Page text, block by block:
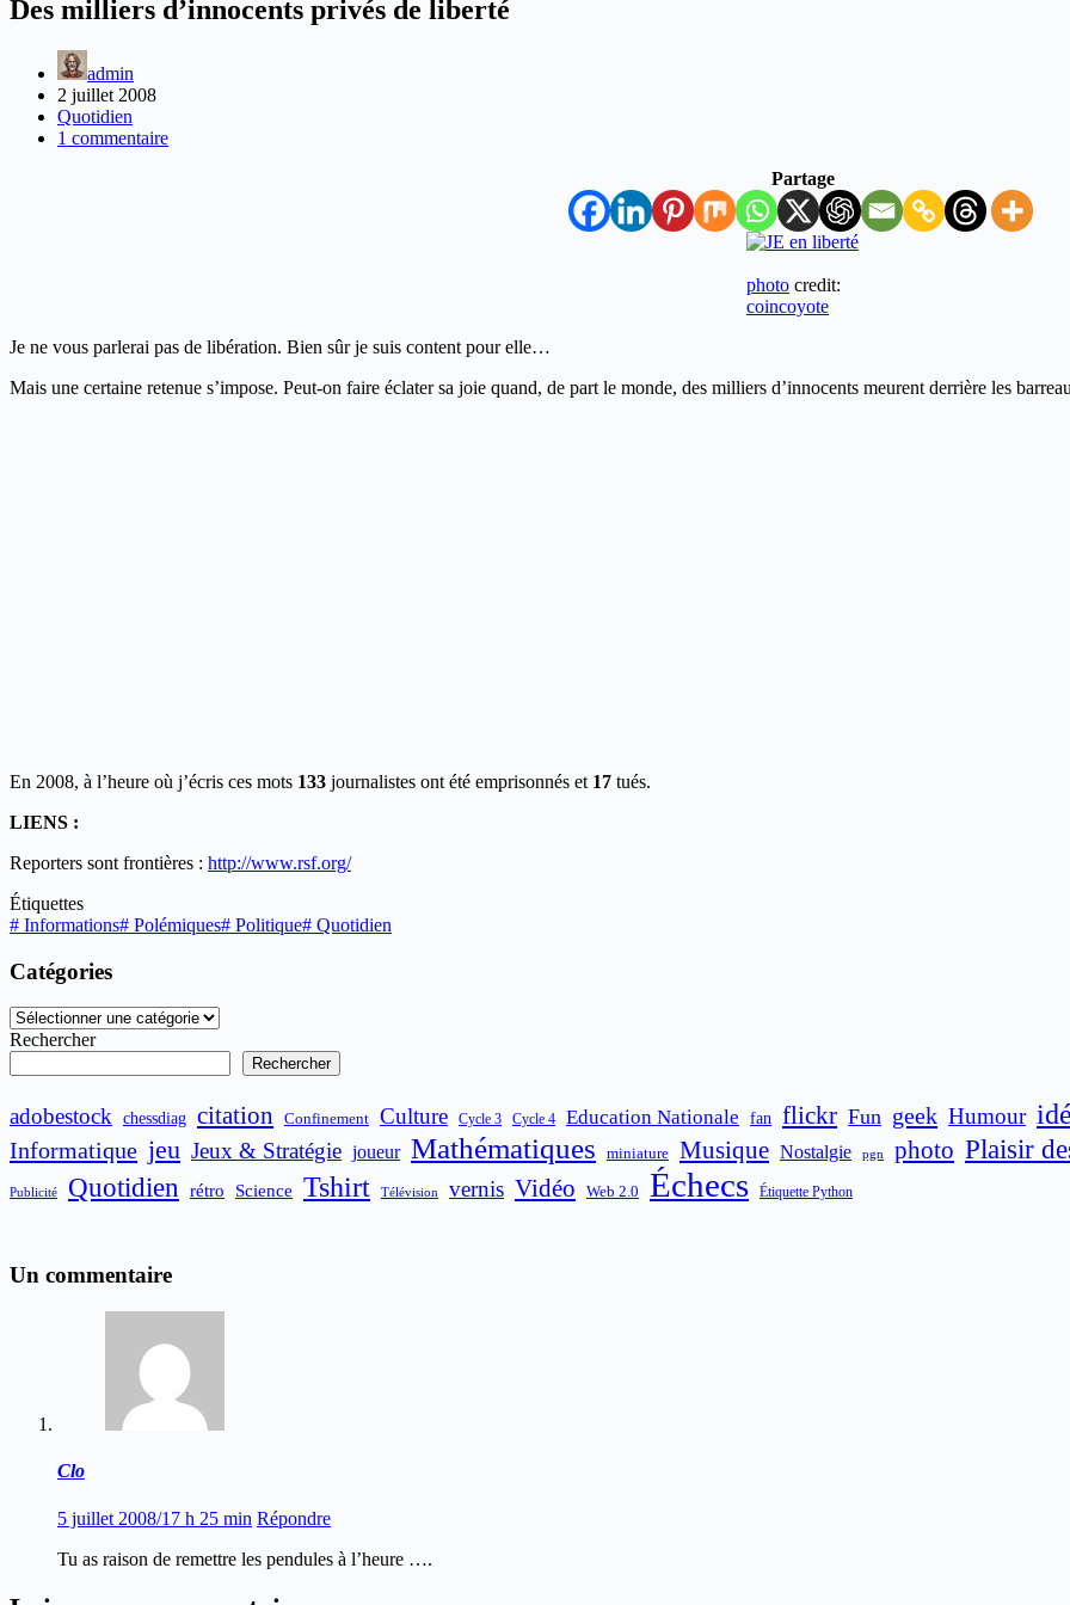
Des milliers d’innocents privés de liberté
admin
2 juillet 2008
Quotidien
1 commentaire
Partage
photo credit:
coincoyote
Je ne vous parlerai pas de libération. Bien sûr je suis content pour elle…
Mais une certaine retenue s’impose. Peut-on faire éclater sa joie quand, de part le monde, des milliers d’innocents meurent derrière les
En 2008, à l’heure où j’écris ces mots 133 journalistes ont été emprisonnés et 17 tués.
LIENS :
Reporters sont frontières : http://www.rsf.org/
Étiquettes
# Informations# Polémiques# Politique# Quotidien
Catégories
Catégories
Rechercher
Rechercher
adobestock chessdiag citation Confinement Culture Cycle 3 Cycle 4 Education Nationale fan flickr Fun geek Humour
Informatique jeu Jeux & Stratégie joueur Mathématiques miniature Musique Nostalgie pgn photo Plaisir
Publicité Quotidien rétro Science Tshirt Télévision vernis Vidéo Web 2.0 Échecs Étiquette Python
Un commentaire
Clo
5 juillet 2008/17 h 25 min Répondre
Tu as raison de remettre les pendules à l’heure ….